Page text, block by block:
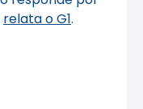
relata o G1.